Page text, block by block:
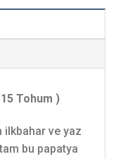
15 Tohum )
ilkbahar ve yaz
bu papatya